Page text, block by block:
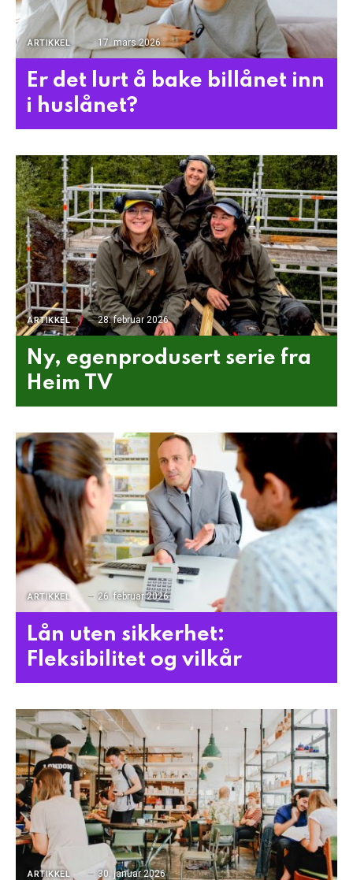
ARTIKKEL 17. mars 2026
Er det lurt å bake billånet inn
i huslånet?
ARTIKKEL 28. februar 2026
Ny, egenprodusert serie fra
Heim TV
ARTIKKEL 26. februar 2026
Lån uten sikkerhet:
Fleksibilitet og vilkår
ARTIKKEL 30. januar 2026